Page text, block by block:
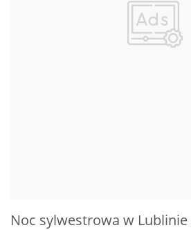
Noc sylwestrowa w Lublinie